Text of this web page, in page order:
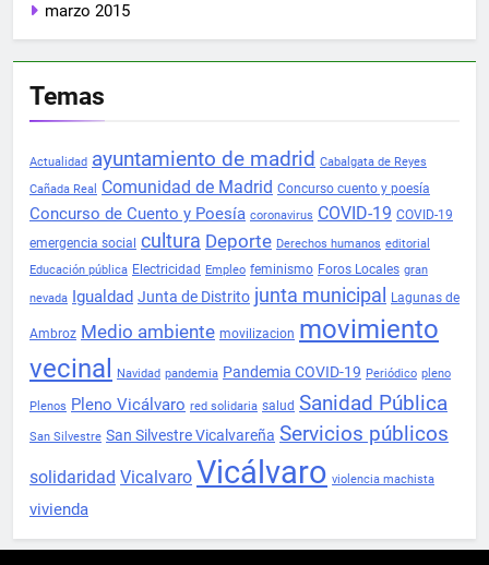
marzo 2015
Temas
Actualidad ayuntamiento de madrid Cabalgata de Reyes
Cañada Real
Comunidad de Madrid Concurso cuento y poesía
Concurso de Cuento y Poesía coronavirus COVID-19 COVID-19
emergencia social cultura Deporte Derechos humanos editorial
Educación pública Electricidad Empleo feminismo Foros Locales gran
nevada Igualdad Junta de Distrito junta municipal Lagunas de
Ambroz Medio ambiente movilizacion movimiento
vecinal
Navidad pandemia Pandemia COVID-19 Periódico pleno
Plenos Pleno Vicálvaro red solidaria salud Sanidad Pública
San Silvestre San Silvestre Vicalvareña Servicios públicos
solidaridad Vicalvaro Vicálvaro violencia machista
vivienda